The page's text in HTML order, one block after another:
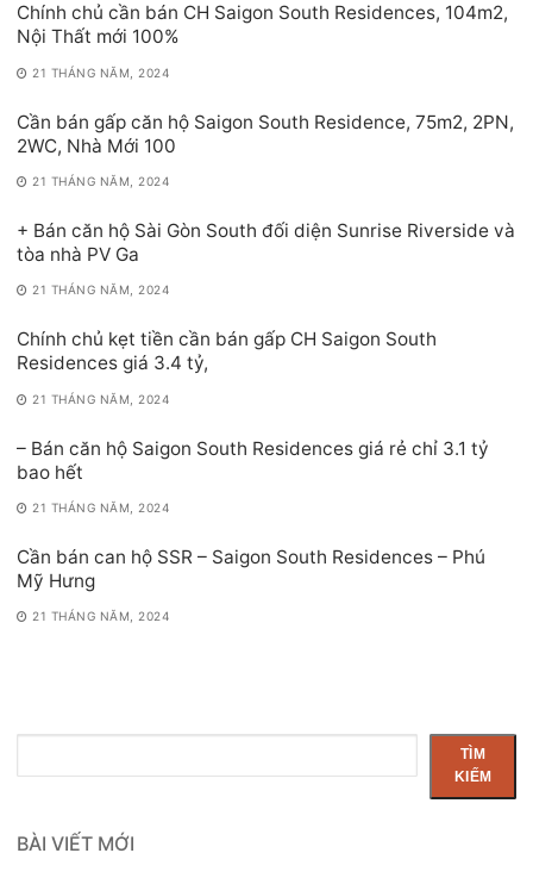
Chính chủ cần bán CH Saigon South Residences, 104m2,
Nội Thất mới 100%
21 THÁNG NĂM, 2024
Cần bán gấp căn hộ Saigon South Residence, 75m2, 2PN,
2WC, Nhà Mới 100
21 THÁNG NĂM, 2024
+ Bán căn hộ Sài Gòn South đối diện Sunrise Riverside và
tòa nhà PV Ga
21 THÁNG NĂM, 2024
Chính chủ kẹt tiền cần bán gấp CH Saigon South
Residences giá 3.4 tỷ,
21 THÁNG NĂM, 2024
– Bán căn hộ Saigon South Residences giá rẻ chỉ 3.1 tỷ
bao hết
21 THÁNG NĂM, 2024
Cần bán can hộ SSR – Saigon South Residences – Phú
Mỹ Hưng
21 THÁNG NĂM, 2024
kiếm
TÌM
KIẾM
BÀI VIẾT MỚI